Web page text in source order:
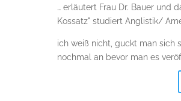
… erläutert Frau Dr. Bauer und
Kossatz" studiert Anglistik/
ich weiß nicht, guckt man sich
nochmal an bevor man es